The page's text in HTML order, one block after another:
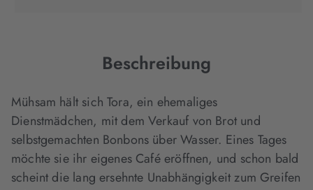
Beschreibung
Mühsam hält sich Tora, ein ehemaliges
Dienstmädchen, mit dem Verkauf von Brot und
selbstgemachten Bonbons über Wasser. Eines Tages
möchte sie ihr eigenes Café eröffnen, und schon bald
scheint die lang ersehnte Unabhängigkeit zum Greifen